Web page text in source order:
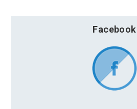
Facebook